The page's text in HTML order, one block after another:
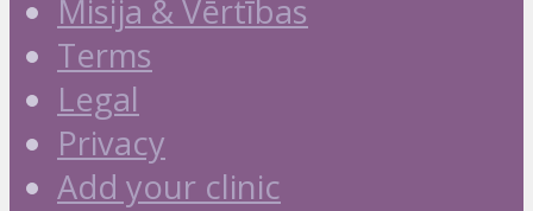
Misija & Vērtības
Terms
Legal
Privacy
Add your clinic